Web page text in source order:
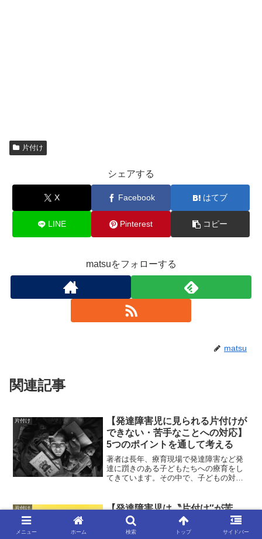
片付け
シェアする
X Facebook はてブ
LINE Pinterest コピー
matsuをフォローする
matsu
関連記事
片付け
【発達障害児に見られる片付けが
できない・苦手なことへの対応】
5つのポイントを通して考える
著者は長年、療育現場で発達障害など発
達に躓きのある子どもたちへの療育をし
てきています。その中で、子どもの対応
景要因は多様でありながらも、〝片付け″
ができない・苦手なケ...
片付け
【発達障害児は〝片付け″が苦
手？】〝片付け″がうまくなるた
めのコツについて考える
メニュー ホーム 検索 トップ サイドバー